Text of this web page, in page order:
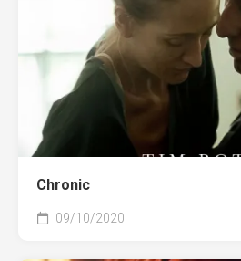
Chronic
09/10/2020